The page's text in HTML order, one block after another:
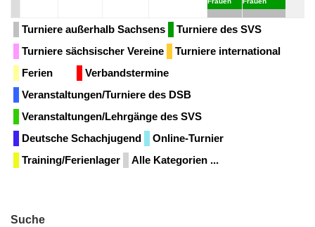
Turniere außerhalb Sachsens
Turniere des SVS
Turniere sächsischer Vereine
Turniere international
Ferien
Verbandstermine
Veranstaltungen/Turniere des DSB
Veranstaltungen/Lehrgänge des SVS
Deutsche Schachjugend
Online-Turnier
Training/Ferienlager
Alle Kategorien ...
Suche